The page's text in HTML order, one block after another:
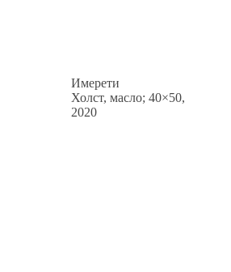
Имерети
Холст, масло; 40×50,
2020